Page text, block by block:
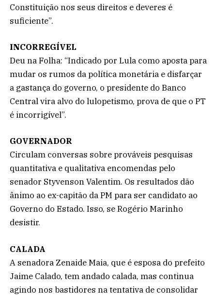
Constituição nos seus direitos e deveres é
suficiente”.
INCORREGÍVEL
Deu na Folha: “Indicado por Lula como aposta para
mudar os rumos da política monetária e disfarçar
a gastança do governo, o presidente do Banco
Central vira alvo do lulopetismo, prova de que o PT
é incorrigível”.
GOVERNADOR
Circulam conversas sobre prováveis pesquisas
quantitativa e qualitativa encomendas pelo
senador Styvenson Valentim. Os resultados dão
ânimo ao ex-capitão da PM para ser candidato ao
Governo do Estado. Isso, se Rogério Marinho
desistir.
CALADA
A senadora Zenaide Maia, que é esposa do prefeito
Jaime Calado, tem andado calada, mas continua
agindo nos bastidores na tentativa de consolidar